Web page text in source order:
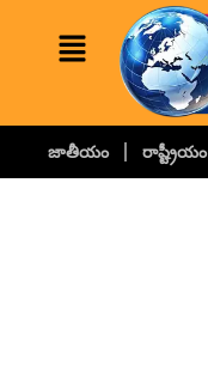
జాతీయం రాష్ట్రీయం